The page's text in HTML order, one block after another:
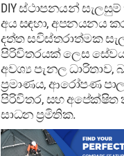
DIY ස්ථාපනයන්
අය සඳහා, අපනයනය
දත්ත සවිස්තරාත්මක
පිරිවිතරයක් ලෙස
අවශ්‍ය පැනල ධාරිතාව,
ප්‍රමාණය, ආරෝපණ
පිරිවිතර, සහ අපේක්ෂිත
සාධන ප්‍රමිතික.